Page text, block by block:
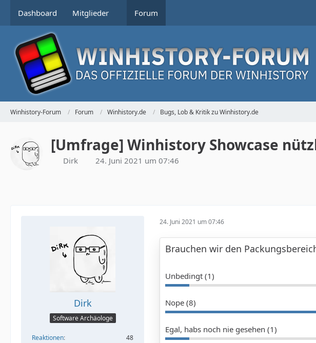
Dashboard Mitglieder Forum
Winhistory-Forum Forum Winhistory.de Bugs, Lob & Kritik zu Winhistory.de
[Umfrage] Winhistory Showcase
Dirk 24. Juni 2021 um 07:46
Dirk
Software Archäologe
Reaktionen
48
24. Juni 2021 um 07:46
Brauchen wir den
Unbedingt (1)
Nope (8)
Egal, habs noch nie gesehen (1)